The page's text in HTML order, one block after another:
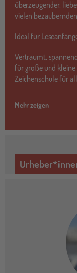
überzeugender,
vielen
Ideal für
Verträumt,
für große und
Zeichenschule für
Mehr zeigen